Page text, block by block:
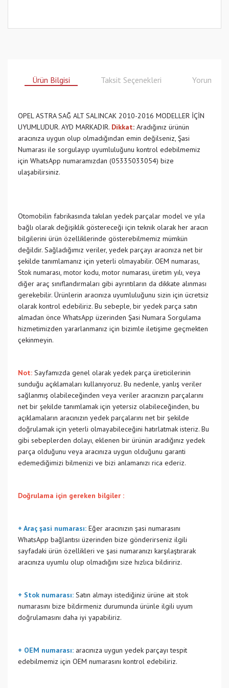
Ürün Bilgisi Taksit Seçenekleri Yorumlar
OPEL ASTRA SAĞ ALT SALINCAK 2010-2016 MODELLER İÇİN
UYUMLUDUR. AYD MARKADIR. Dikkat: Aradığınız ürünün
aracınıza uygun olup olmadığından emin değilseniz, Şasi
Numarası ile sorgulayıp uyumluluğunu kontrol edebilmemiz
için WhatsApp numaramızdan (05335033054) bize
ulaşabilirsiniz.
Otomobilin fabrikasında takılan yedek parçalar model ve yıla
bağlı olarak değişiklik göstereceği için teknik olarak her aracın
bilgilerini ürün özelliklerinde gösterebilmemiz mümkün
değildir. Sağladığımız veriler, yedek parçayı aracınıza net bir
şekilde tanımlamanız için yeterli olmayabilir. OEM numarası,
Stok numarası, motor kodu, motor numarası, üretim yılı, veya
diğer araç sınıflandırmaları gibi ayrıntıların da dikkate alınması
gerekebilir. Ürünlerin aracınıza uyumluluğunu sizin için ücretsiz
olarak kontrol edebiliriz. Bu sebeple, bir yedek parça satın
almadan önce WhatsApp üzerinden Şasi Numara Sorgulama
hizmetimizden yararlanmanız için bizimle iletişime geçmekten
çekinmeyin.
Not: Sayfamızda genel olarak yedek parça üreticilerinin
sunduğu açıklamaları kullanıyoruz. Bu nedenle, yanlış veriler
sağlanmış olabileceğinden veya veriler aracınızın parçalarını
net bir şekilde tanımlamak için yetersiz olabileceğinden, bu
açıklamaların aracınızın yedek parçalarını net bir şekilde
doğrulamak için yeterli olmayabileceğini hatırlatmak isteriz. Bu
gibi sebeplerden dolayı, eklenen bir ürünün aradığınız yedek
parça olduğunu veya aracınıza uygun olduğunu garanti
edemediğimizi bilmenizi ve bizi anlamanızı rica ederiz.
Doğrulama için gereken bilgiler :
+ Araç şasi numarası: Eğer aracınızın şasi numarasını
WhatsApp bağlantısı üzerinden bize gönderirseniz ilgili
sayfadaki ürün özellikleri ve şasi numaranızı karşılaştırarak
aracınıza uyumlu olup olmadığını size hızlıca bildiririz.
+ Stok numarası: Satın almayı istediğiniz ürüne ait stok
numarasını bize bildirmeniz durumunda ürünle ilgili uyum
doğrulamasını daha iyi yapabiliriz.
+ OEM numarası: aracınıza uygun yedek parçayı tespit
edebilmemiz için OEM numarasını kontrol edebiliriz.